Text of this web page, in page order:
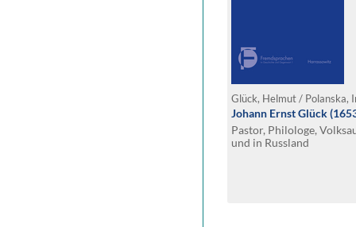
Glück, Helmut / Polanska,
Johann Ernst Glück
Pastor, Philologe,
und in Russland